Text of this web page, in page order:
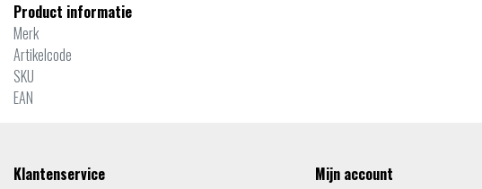
Product informatie
Merk
Artikelcode
SKU
EAN
Klantenservice Mijn account